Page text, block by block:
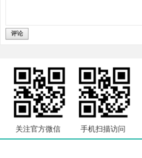
评论
关注官方微信 手机扫描访问